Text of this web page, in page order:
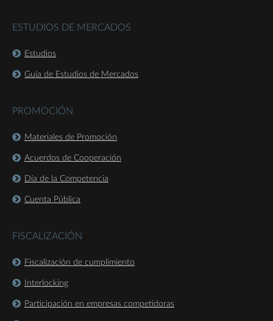
ESTUDIOS DE MERCADOS
Estudios
Guía de Estudios de Mercados
PROMOCIÓN
Materiales de Promoción
Acuerdos de Cooperación
Día de la Competencia
Cuenta Pública
FISCALIZACIÓN
Fiscalización de cumplimiento
Interlocking
Participación en empresas competidoras